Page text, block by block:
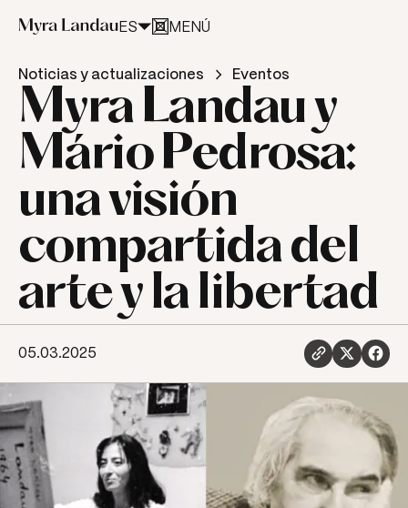
ES
MENÚ
Noticias y actualizaciones Eventos
Myra Landau y
Mário Pedrosa:
una visión
compartida del
arte y la libertad
05.03.2025